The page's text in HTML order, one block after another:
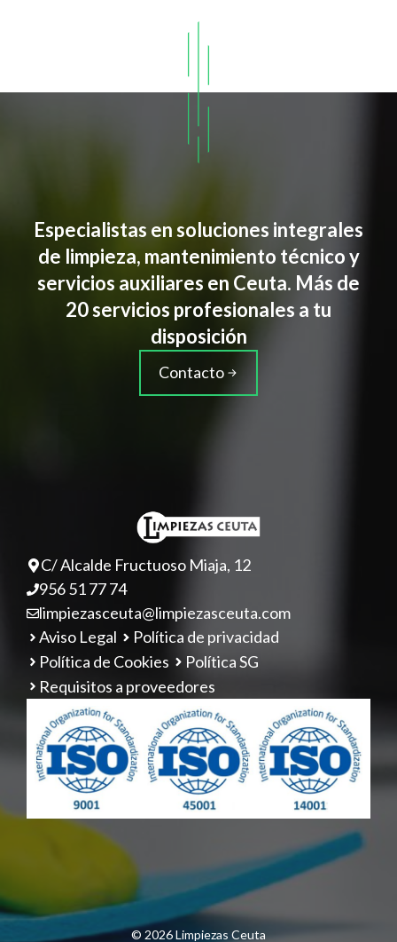
Especialistas en soluciones integrales
de limpieza, mantenimiento técnico y
servicios auxiliares en Ceuta. Más de
20 servicios profesionales a tu
disposición
Contacto
C/ Alcalde Fructuoso Miaja, 12
956 51 77 74
limpiezasceuta@limpiezasceuta.com
Aviso Legal
Política de privacidad
Política de Cookies
Política SG
Requisitos a proveedores
© 2026 Limpiezas Ceuta